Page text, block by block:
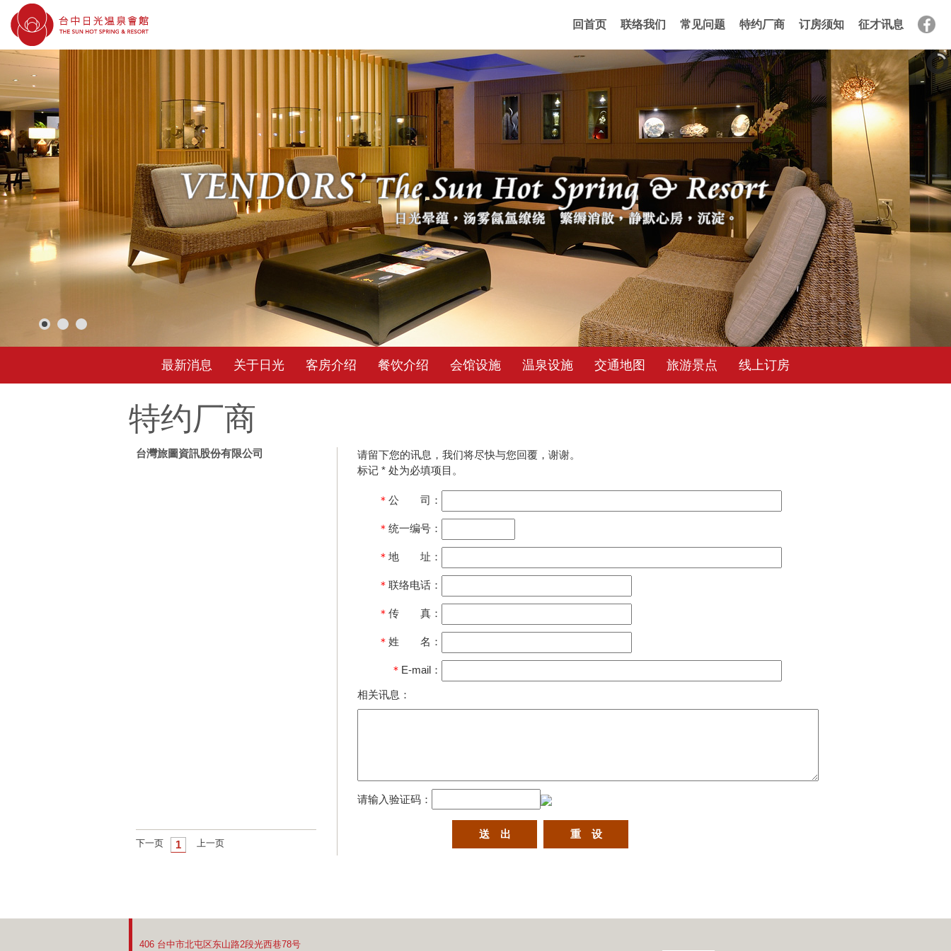
回首页 联络我们 常见问题 特约厂商 订房须知 征才讯息
最新消息 关于日光 客房介绍 餐饮介绍 会馆设施 温泉设施 交通地图 旅游景点 线上订房
特约厂商
台灣旅圖資訊股份有限公司
下一页 1 上一页
请留下您的讯息，我们将尽快与您回覆，谢谢。
标记 * 处为必填项目。
＊ 公 司：
＊ 统一编号：
＊ 地 址：
＊ 联络电话：
＊ 传 真：
＊ 姓 名：
＊ E-mail：
相关讯息：
请输入验证码：
406 台中市北屯区东山路2段光西巷78号